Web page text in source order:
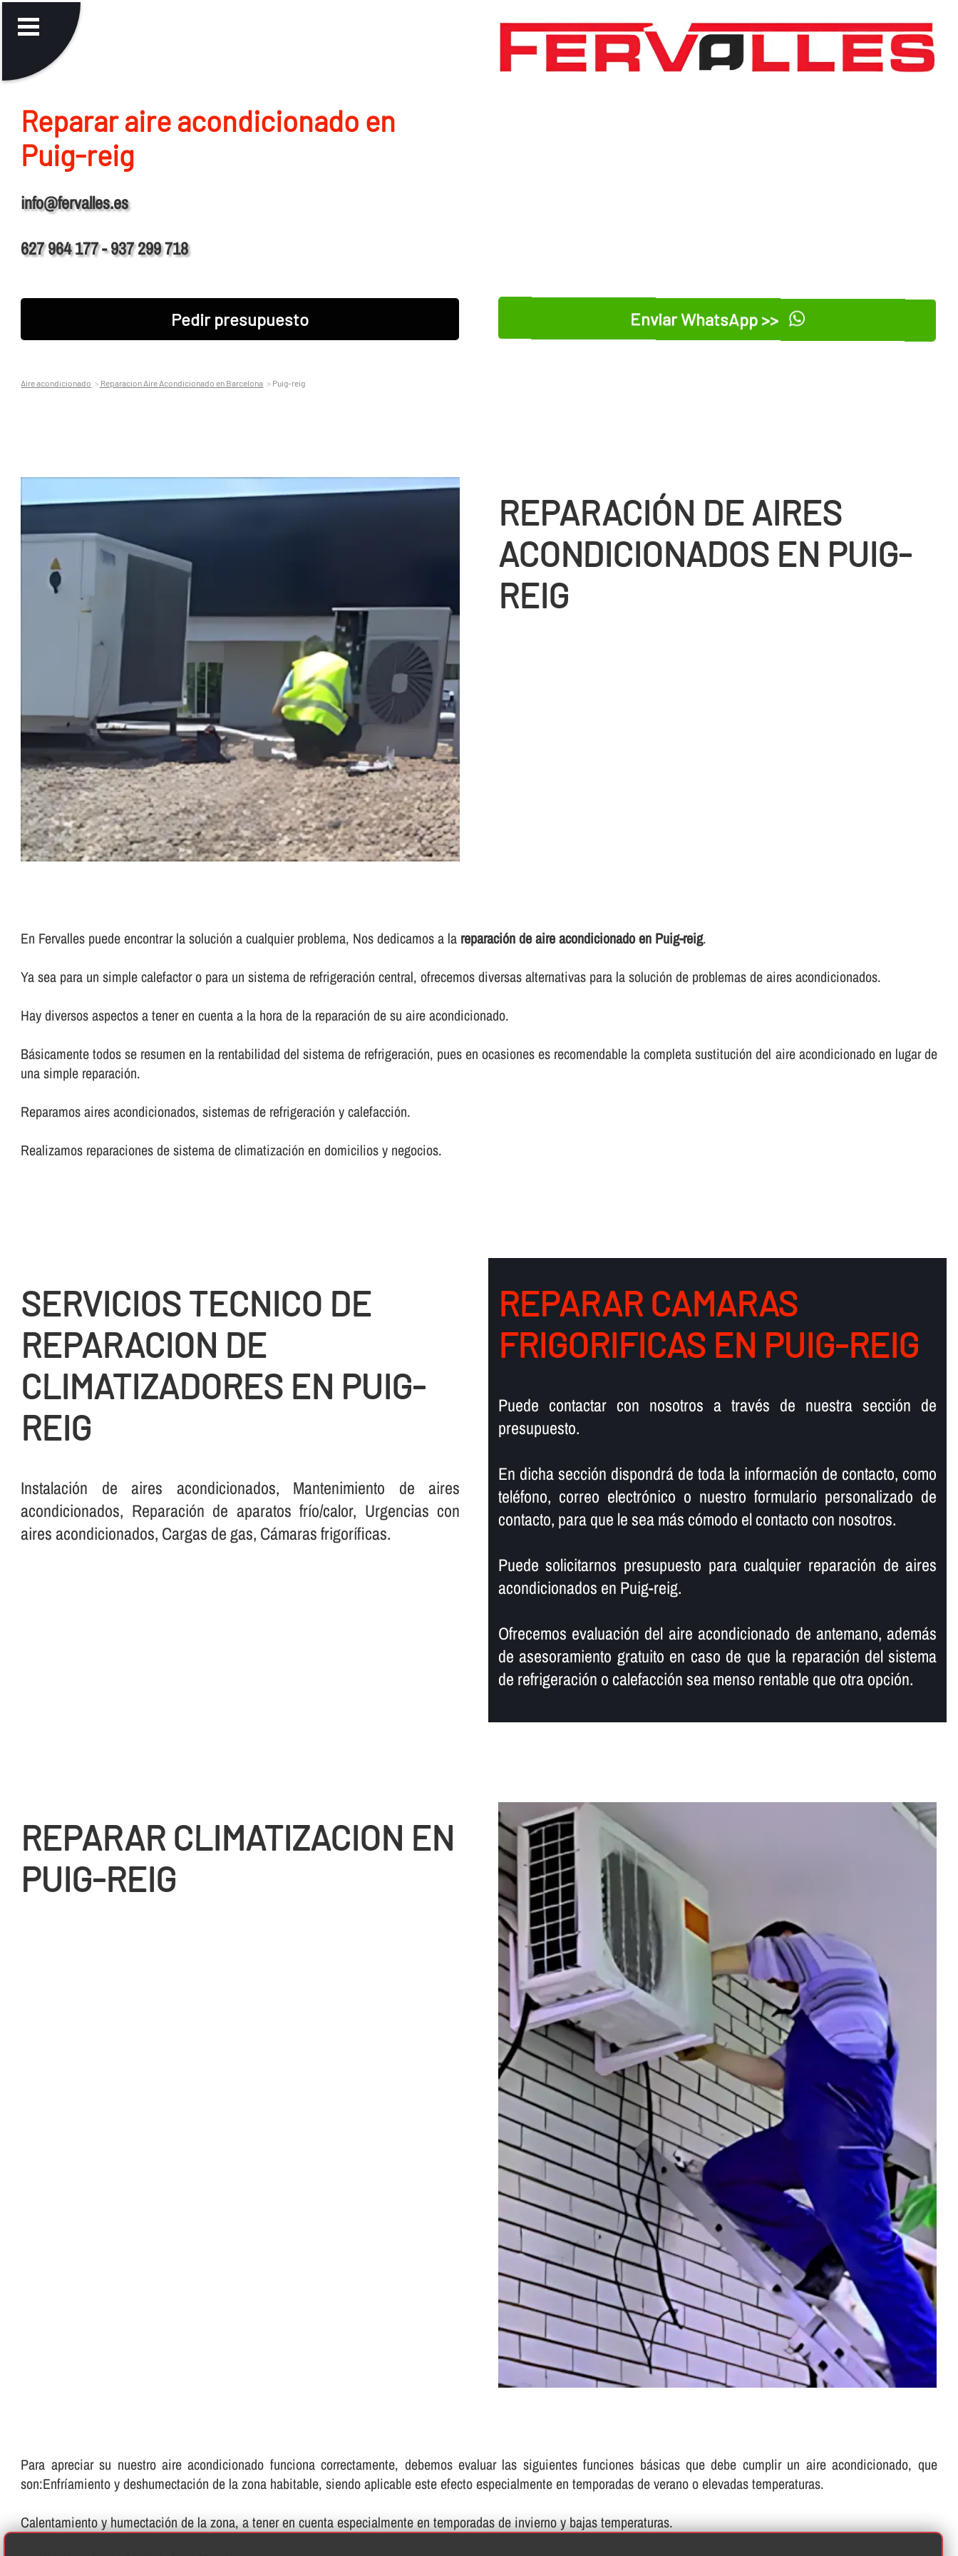
Reparar aire acondicionado en
Puig-reig
info@fervalles.es
627 964 177 - 937 299 718
Pedir presupuesto Enviar WhatsApp >>
Aire acondicionado Reparacion Aire Acondicionado en Barcelona Puig-reig
REPARACIÓN DE AIRES
ACONDICIONADOS EN PUIG-
REIG
En Fervalles puede encontrar la solución a cualquier problema, Nos dedicamos a la reparación de aire acondicionado en Puig-reig.
Ya sea para un simple calefactor o para un sistema de refrigeración central, ofrecemos diversas alternativas para la solución de problemas de aires acondicionados.
Hay diversos aspectos a tener en cuenta a la hora de la reparación de su aire acondicionado.
Básicamente todos se resumen en la rentabilidad del sistema de refrigeración, pues en ocasiones es recomendable la completa sustitución del aire acondicionado en lugar de
una simple reparación.
Reparamos aires acondicionados, sistemas de refrigeración y calefacción.
Realizamos reparaciones de sistema de climatización en domicilios y negocios.
SERVICIOS TECNICO DE
REPARACION DE
CLIMATIZADORES EN PUIG-
REIG
Instalación de aires acondicionados, Mantenimiento de aires
acondicionados, Reparación de aparatos frí­o/calor, Urgencias con
aires acondicionados, Cargas de gas, Cámaras frigorí­ficas.
REPARAR CAMARAS
FRIGORIFICAS EN PUIG-REIG
Puede contactar con nosotros a través de nuestra sección de
presupuesto.
En dicha sección dispondrá de toda la información de contacto, como
teléfono, correo electrónico o nuestro formulario personalizado de
contacto, para que le sea más cómodo el contacto con nosotros.
Puede solicitarnos presupuesto para cualquier reparación de aires
acondicionados en Puig-reig.
Ofrecemos evaluación del aire acondicionado de antemano, además
de asesoramiento gratuito en caso de que la reparación del sistema
de refrigeración o calefacción sea menso rentable que otra opción.
REPARAR CLIMATIZACION EN
PUIG-REIG
Para apreciar su nuestro aire acondicionado funciona correctamente, debemos evaluar las siguientes funciones básicas que debe cumplir un aire acondicionado, que
son:Enfrí­amiento y deshumectación de la zona habitable, siendo aplicable este efecto especialmente en temporadas de verano o elevadas temperaturas.
Calentamiento y humectación de la zona, a tener en cuenta especialmente en temporadas de invierno y bajas temperaturas.